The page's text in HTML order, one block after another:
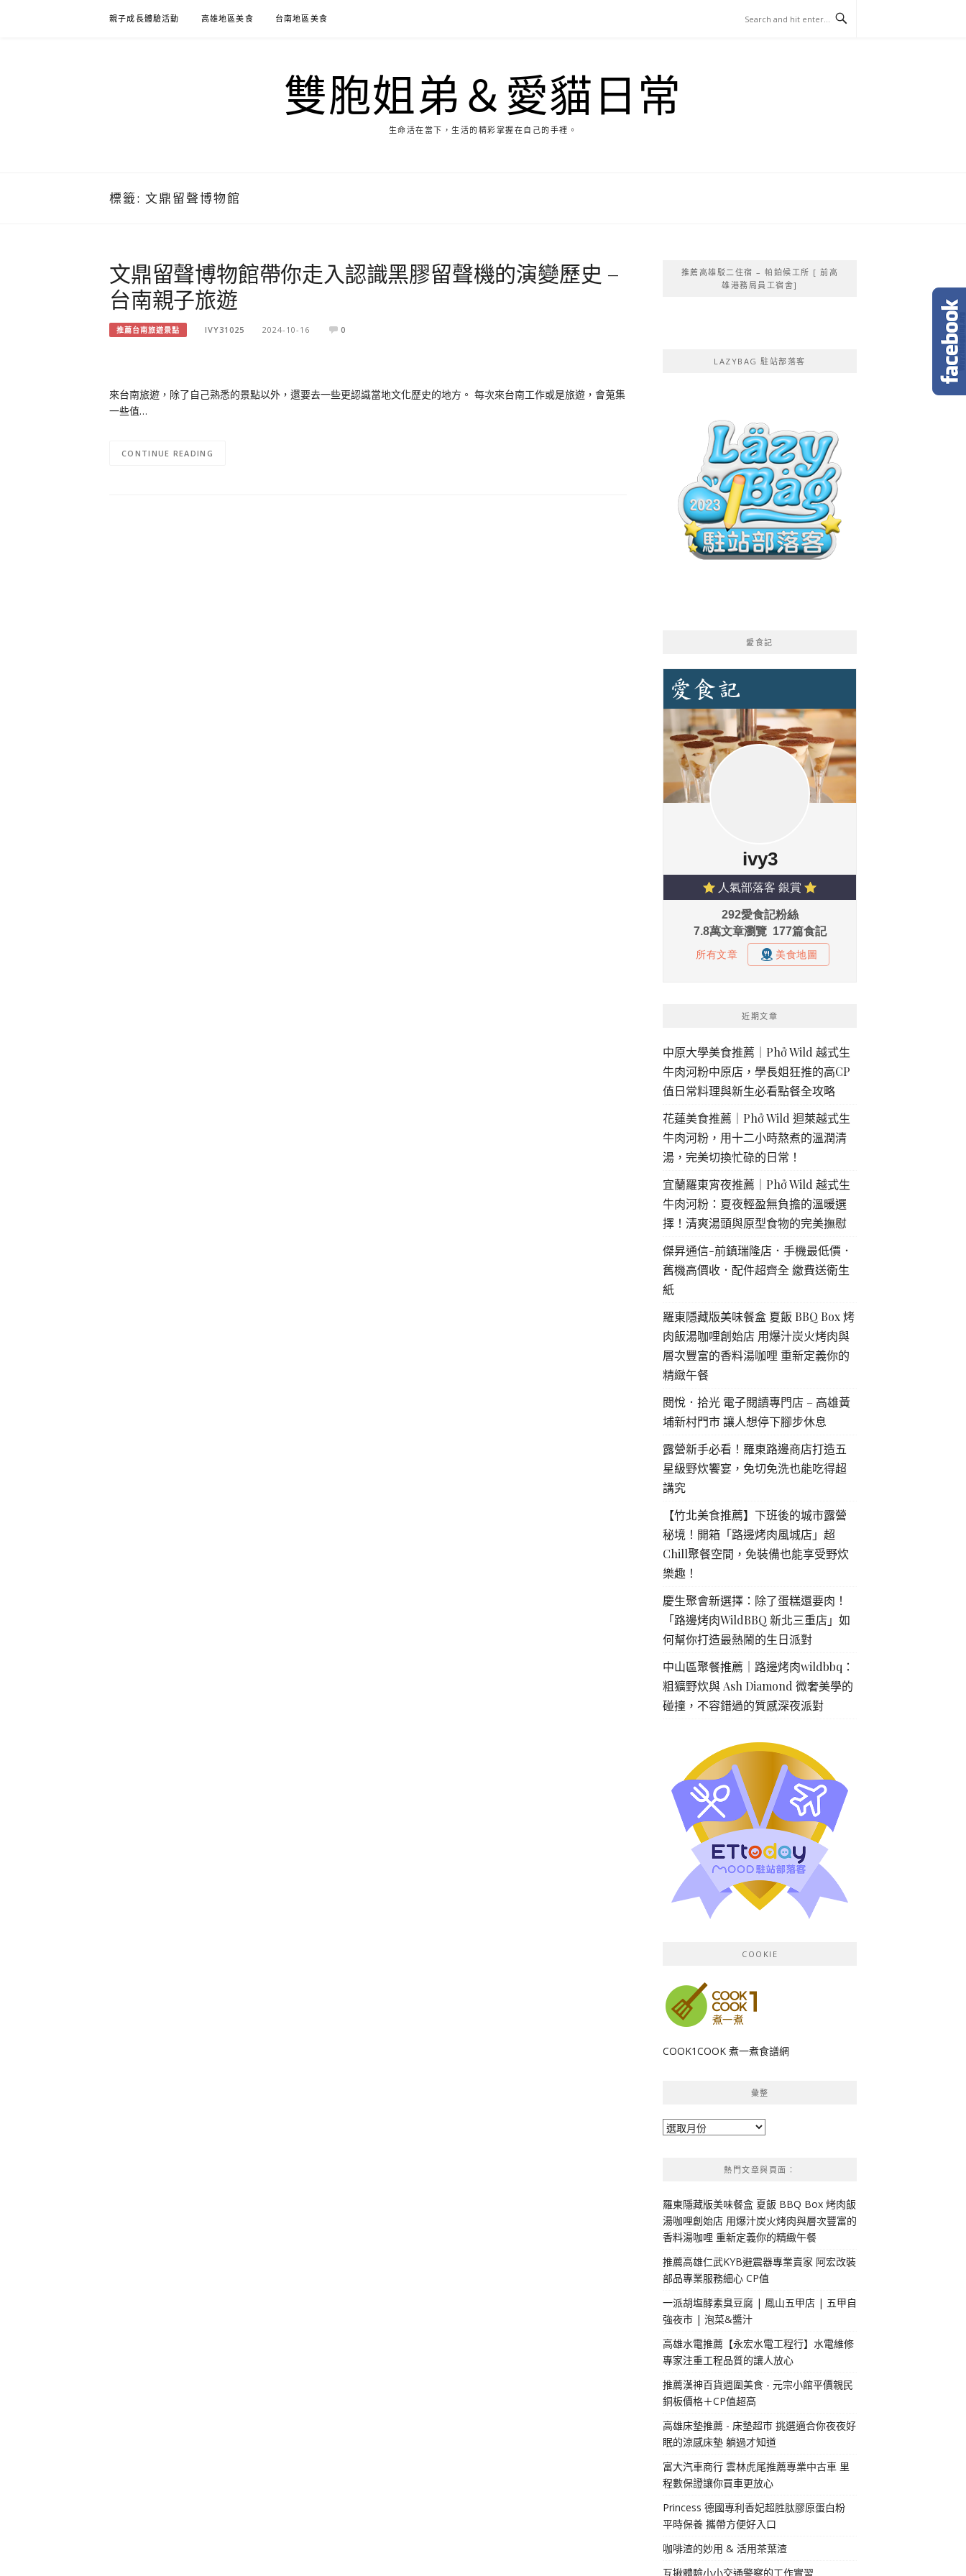
親子成長體驗活動 高雄地區美食 台南地區美食
雙胞姐弟＆愛貓日常
生命活在當下，生活的精彩掌握在自己的手裡。
標籤: 文鼎留聲博物館
文鼎留聲博物館帶你走入認識黑膠留聲機的演變歷史 –
台南親子旅遊
推薦台南旅遊景點 IVY31025 2024-10-16 0
來台南旅遊，除了自己熟悉的景點以外，還要去一些更認識當地文化歷史的地方。 每次來台南工作或是旅遊，會蒐集
一些值…
CONTINUE READING
推薦高雄駁二住宿 – 帕鉑候工所 [ 前高
雄港務局員工宿舍]
LAZYBAG 駐站部落客
愛食記
近期文章
中原大學美食推薦｜Phở Wild 越式生
牛肉河粉中原店，學長姐狂推的高CP
值日常料理與新生必看點餐全攻略
花蓮美食推薦｜Phở Wild 迴萊越式生
牛肉河粉，用十二小時熬煮的溫潤清
湯，完美切換忙碌的日常！
宜蘭羅東宵夜推薦｜Phở Wild 越式生
牛肉河粉：夏夜輕盈無負擔的溫暖選
擇！清爽湯頭與原型食物的完美撫慰
傑昇通信-前鎮瑞隆店．手機最低價．
舊機高價收．配件超齊全 繳費送衛生
紙
羅東隱藏版美味餐盒 夏飯 BBQ Box 烤
肉飯湯咖哩創始店 用爆汁炭火烤肉與
層次豐富的香料湯咖哩 重新定義你的
精緻午餐
閱悅．拾光 電子閱讀專門店 – 高雄黃
埔新村門市 讓人想停下腳步休息
露營新手必看！羅東路邊商店打造五
星級野炊饗宴，免切免洗也能吃得超
講究
【竹北美食推薦】下班後的城市露營
秘境！開箱「路邊烤肉風城店」超
Chill聚餐空間，免裝備也能享受野炊
樂趣！
慶生聚會新選擇：除了蛋糕還要肉！
「路邊烤肉WildBBQ 新北三重店」如
何幫你打造最熱鬧的生日派對
中山區聚餐推薦｜路邊烤肉wildbbq：
粗獷野炊與 Ash Diamond 微奢美學的
碰撞，不容錯過的質感深夜派對
COOKIE
COOK1COOK 煮一煮食譜網
彙整
彙
熱門文章與頁面︰
羅東隱藏版美味餐盒 夏飯 BBQ Box 烤肉飯
湯咖哩創始店 用爆汁炭火烤肉與層次豐富的
香料湯咖哩 重新定義你的精緻午餐
推薦高雄仁武KYB避震器專業賣家 阿宏改裝
部品專業服務細心 CP值
一派胡塩酵素臭豆腐 | 鳳山五甲店 | 五甲自
強夜市 | 泡菜&醬汁
高雄水電推薦【永宏水電工程行】水電維修
專家注重工程品質的讓人放心
推薦漢神百貨週圍美食 - 元宗小館平價親民
銅板價格＋CP值超高
高雄床墊推薦 - 床墊超市 挑選適合你夜夜好
眠的涼感床墊 躺過才知道
富大汽車商行 雲林虎尾推薦專業中古車 里
程數保證讓你買車更放心
Princess 德國專利香妃超胜肽膠原蛋白粉
平時保養 攜帶方便好入口
咖啡渣的妙用 & 活用茶葉渣
互揪體驗小小交通警察的工作實習